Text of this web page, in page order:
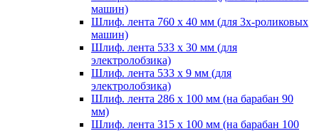
машин)
Шлиф. лента 760 х 40 мм (для 3х-роликовых
машин)
Шлиф. лента 533 х 30 мм (для
электролобзика)
Шлиф. лента 533 х 9 мм (для
электролобзика)
Шлиф. лента 286 х 100 мм (на барабан 90
мм)
Шлиф. лента 315 х 100 мм (на барабан 100